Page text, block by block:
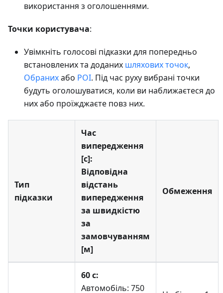
використання з оголошеннями.
Точки користувача:
Увімкніть голосові підказки для попередньо
встановлених та доданих шляхових точок,
Обранихабо POI. Під час руху вибрані точки
будуть оголошуватися, коли ви наближаєтеся до
них або проїжджаєте повз них.
Тип
підказки
Час
випередження
[с]:
Відповідна
відстань
випередження
за швидкістю
за
замовчуванням
[м]
Обмеження
60 с:
Автомобіль: 750